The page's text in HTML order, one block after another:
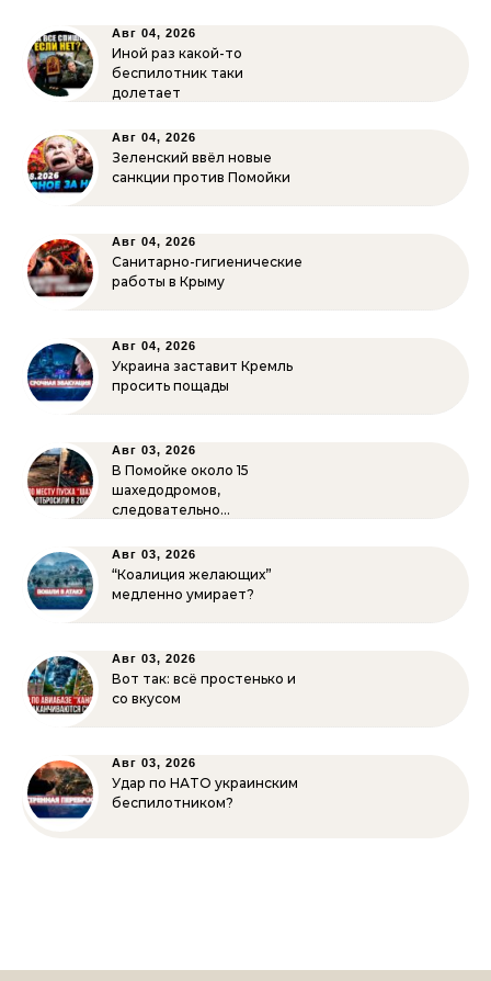
Авг 04, 2026
Иной раз какой-то
беспилотник таки
долетает
Авг 04, 2026
Зеленский ввёл новые
санкции против Помойки
Авг 04, 2026
Санитарно-гигиенические
работы в Крыму
Авг 04, 2026
Украина заставит Кремль
просить пощады
Авг 03, 2026
В Помойке около 15
шахедодромов,
следовательно…
Авг 03, 2026
“Коалиция желающих”
медленно умирает?
Авг 03, 2026
Вот так: всё простенько и
со вкусом
Авг 03, 2026
Удар по НАТО украинским
беспилотником?